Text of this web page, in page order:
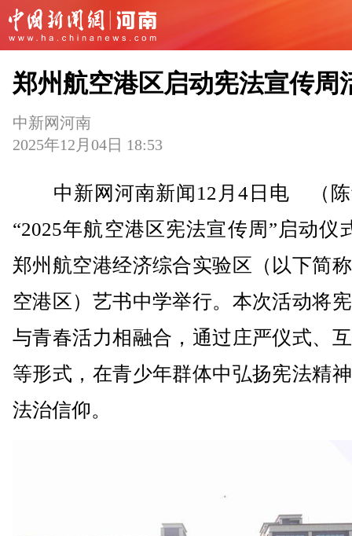
郑州航空港区启动宪法宣传周
中新网河南
2025年12月04日 18:53
中新网河南新闻12月4日电 （陈
“2025年航空港区宪法宣传周”启动仪
郑州航空港经济综合实验区（以下简
空港区）艺书中学举行。本次活动将
与青春活力相融合，通过庄严仪式、
等形式，在青少年群体中弘扬宪法精
法治信仰。